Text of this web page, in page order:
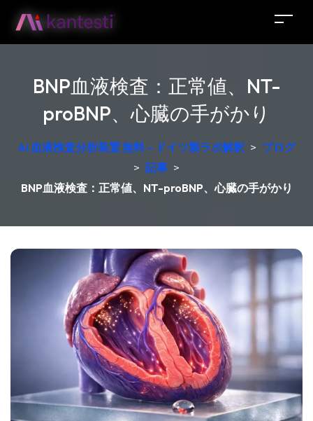
BNP血液検査：正常値、NT-
proBNP、心臓の手がかり
AI 血液検査分析装置 無料 – ドイツ製ラボ解釈 > ブログ
> 記事 >
BNP血液検査：正常値、NT-proBNP、心臓の手がかり